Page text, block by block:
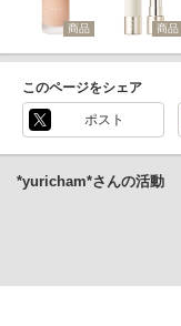
商品 商品
このページをシェア
ポスト
*yuricham*さんの活動